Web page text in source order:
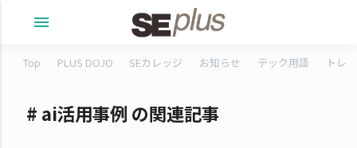
menu
Top PLUS DOJO SEカレッジ お知らせ テック用語 トレ
# ai活用事例 の関連記事